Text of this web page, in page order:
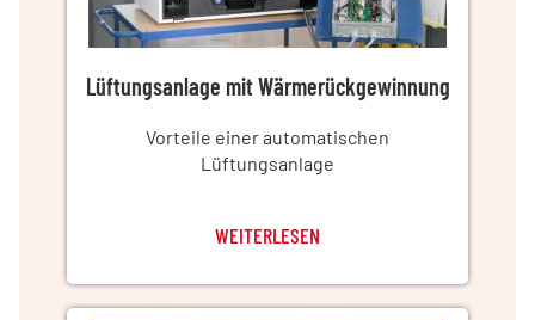
Lüftungsanlage mit Wärmerückgewinnung
Vorteile einer automatischen
Lüftungsanlage
WEITERLESEN